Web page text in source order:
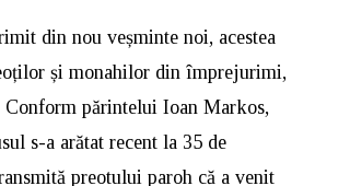
din nou veșminte noi, acestea
și monahilor din împrejurimi,
părintelui Ioan Markos,
s-a arătat recent la 35 de
preotului paroh că a venit